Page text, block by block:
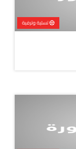
تسلية وترفية